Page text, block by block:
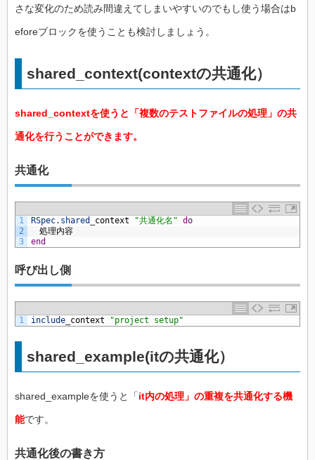
さな変化のため読み間違えてしまいやすいのでもし使う場合はb
eforeブロックを使うことも検討しましょう。
shared_context(contextの共通化）
shared_contextを使うと「複数のテストファイルの処理」の共
通化を行うことができます。
共通化
1
2
3
RSpec. shared context "共通化名" do
処理内容
end
呼び出し側
1 include context "project setup"
shared_example(itの共通化）
shared_exampleを使うと「it内の処理」の重複を共通化する機
能です。
共通化後の書き方